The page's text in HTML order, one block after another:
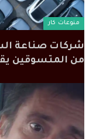
منوعات كار
شركات صناعة
من المتسوقين